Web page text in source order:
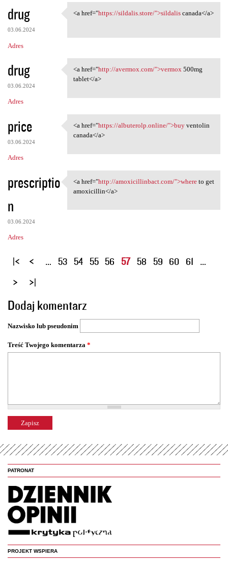
drug
03.06.2024
Adres
<a href="https://sildalis
<a href="https://sildalis.store/">sildaliscanada</a>
drug
03.06.2024
Adres
<a href="http://avermox.com/"
<a href="http://avermox.com/">vermox500mg
tablet</a>
price
03.06.2024
Adres
<a href="https://albuterolp
<a href="https://albuterolp.online/">buyventolin
canada</a>
prescriptio
n
03.06.2024
Adres
<a href="http:/
<a href="http://amoxicillinbact.com/">whereto get
amoxicillin</a>
S
o
n
y
… 53 54 55 56 57 58 59 60 61 …
Dodaj komentarz
Nazwisko lub pseudonim
Treść Twojego komentarza *
PATRONAT
PROJEKT WSPIERA